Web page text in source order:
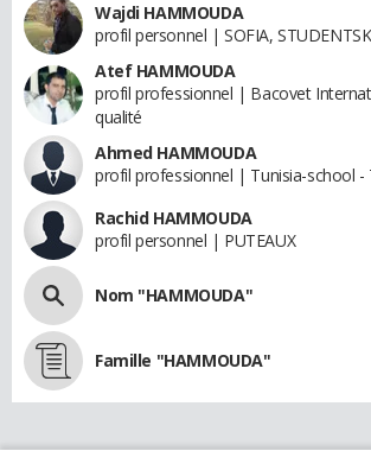
Wajdi HAMMOUDA
profil personnel | SOFIA,
Atef HAMMOUDA
profil professionnel | Bacovet
qualité
Ahmed HAMMOUDA
profil professionnel | Tunisia-school -
Rachid HAMMOUDA
profil personnel | PUTEAUX
Nom "HAMMOUDA"
Famille "HAMMOUDA"